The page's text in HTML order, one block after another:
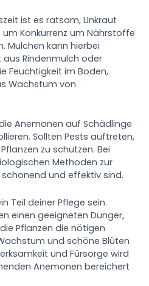
ist es ratsam, Unkraut
Konkurrenz um Nährstoffe
Mulchen kann hierbei
aus Rindenmulch oder
Feuchtigkeit im Boden,
Wachstum von
Anemonen auf Schädlinge
Sollten Pests auftreten,
zu schützen. Bei
Methoden zur
und effektiv sind.
Teil deiner Pflege sein.
einen geeigneten Dünger,
Pflanzen die nötigen
und schöne Blüten
und Fürsorge wird
Anemonen bereichert